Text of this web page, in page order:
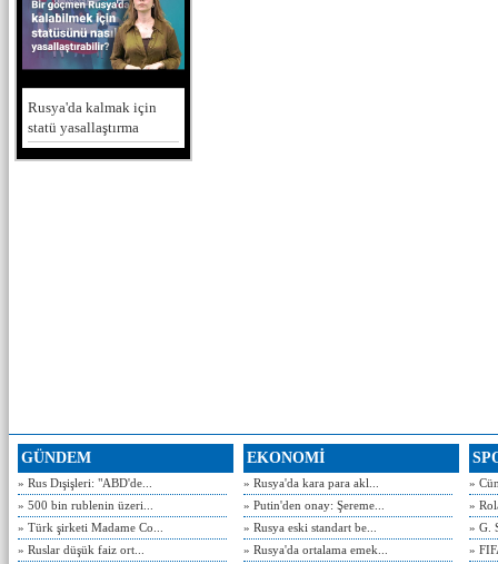
Rusya'da kalmak için
statü yasallaştırma
GÜNDEM
» Rus Dışişleri: "ABD'de...
» 500 bin rublenin üzeri...
» Türk şirketi Madame Co...
» Ruslar düşük faiz ort...
EKONOMİ
» Rusya'da kara para akl...
» Putin'den onay: Şereme...
» Rusya eski standart be...
» Rusya'da ortalama emek...
»
»
» G.
»